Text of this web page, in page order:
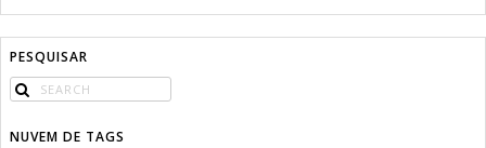
PESQUISAR
NUVEM DE TAGS